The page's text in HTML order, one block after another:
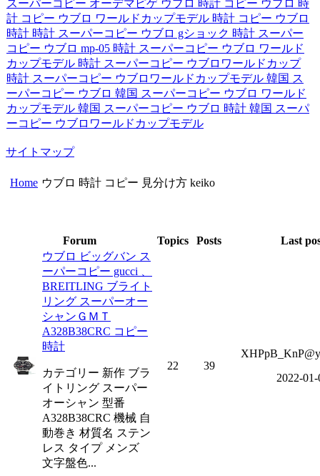
スーパーコピー オーデマピゲ ウブロ 時計 コピー ウブロ 時
計 コピー ウブロ ワールドカップモデル 時計 コピー ウブロ
時計 時計 スーパーコピー ウブロ gショック 時計 スーパー
コピー ウブロ mp-05 時計 スーパーコピー ウブロ ワールド
カップモデル 時計 スーパーコピー ウブロワールドカップ
時計 スーパーコピー ウブロワールドカップモデル 韓国 ス
ーパーコピー ウブロ 韓国 スーパーコピー ウブロ ワールド
カップモデル 韓国 スーパーコピー ウブロ 時計 韓国 スーパ
ーコピー ウブロワールドカップモデル
サイトマップ
Home ウブロ 時計 コピー 見分け方 keiko
Forum Topics Posts
Last
ウブロ ビッグバン ス
ーパーコピー gucci 、
BREITLING ブライト
リング スーパーオー
シャンＧＭＴ
A328B38CRC コピー
時計
カテゴリー 新作 ブラ
イトリング スーパー
オーシャン 型番
A328B38CRC 機械 自
動巻き 材質名 ステン
レス タイプ メンズ
文字盤色...
22 39
2022-01-